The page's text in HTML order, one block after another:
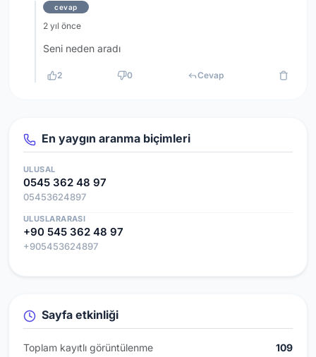
cevap
2 yıl önce
Seni neden aradı
2 0 Cevap
En yaygın aranma biçimleri
ULUSAL
0545 362 48 97
05453624897
ULUSLARARASI
+90 545 362 48 97
+905453624897
Sayfa etkinliği
Toplam kayıtlı görüntülenme
109